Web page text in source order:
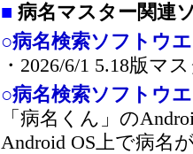
■ 病名マスター関連
○病名検索ソフトウ
・2026/6/1 5.18版マ
○病名検索ソフトウ
「病名くん」の
Android OS上で病名